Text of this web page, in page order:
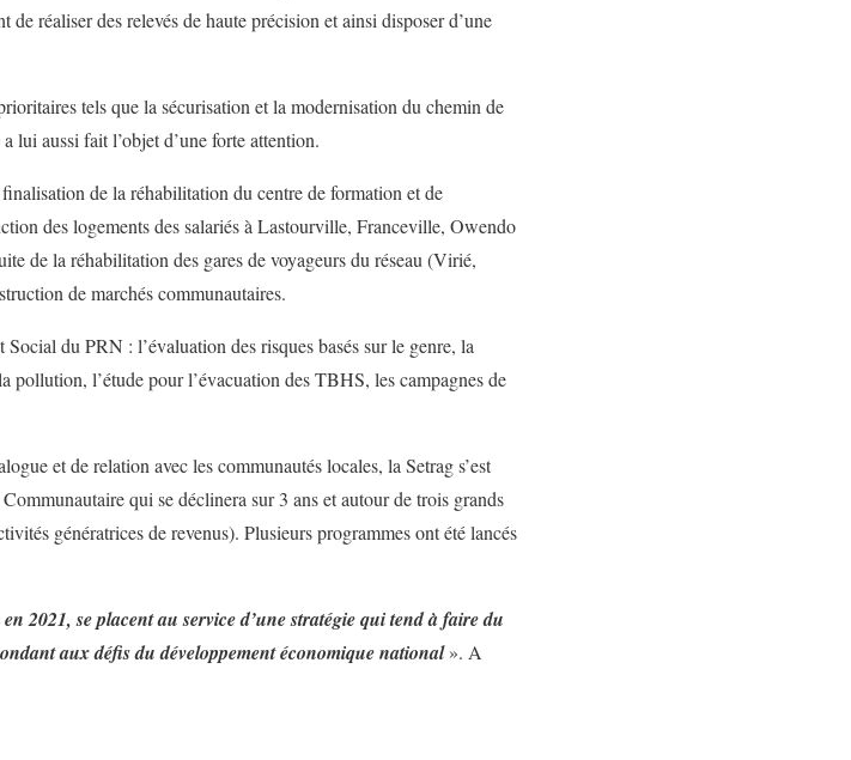
réaliser des relevés de haute précision et ainsi disposer d’une
tels que la sécurisation et la modernisation du chemin de
lui aussi fait l’objet d’une forte attention.
de la réhabilitation du centre de formation et de
des logements des salariés à Lastourville, Franceville, Owendo
de la réhabilitation des gares de voyageurs du réseau (Virié,
de marchés communautaires.
du PRN : l’évaluation des risques basés sur le genre, la
pollution, l’étude pour l’évacuation des TBHS, les campagnes de
et de relation avec les communautés locales, la Setrag s’est
qui se déclinera sur 3 ans et autour de trois grands
génératrices de revenus). Plusieurs programmes ont été lancés
2021, se placent au service d’une stratégie qui tend à faire du
aux défis du développement économique national». A